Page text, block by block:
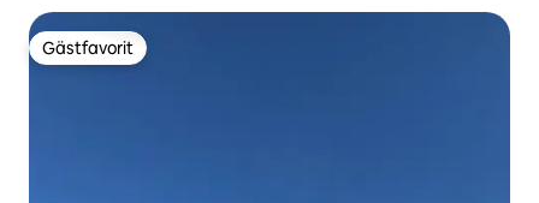
Gästfavorit
Gästfavorit